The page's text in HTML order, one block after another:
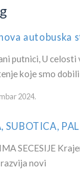
autobuska
putnici, U celosti
koje smo dobili
2024.
SUBOTICA,
SECESIJE
novi